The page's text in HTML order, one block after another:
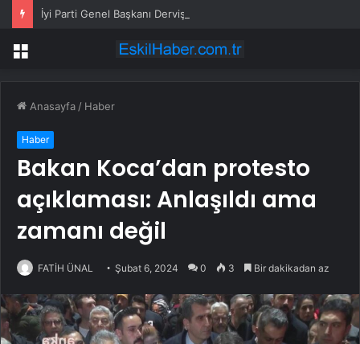
Menü
Anasayfa / Haber
Haber
Bakan Koca’dan protesto
açıklaması: Anlaşıldı ama
zamanı değil
FATİH ÜNAL Şubat 6, 2024 0 3 Bir dakikadan az